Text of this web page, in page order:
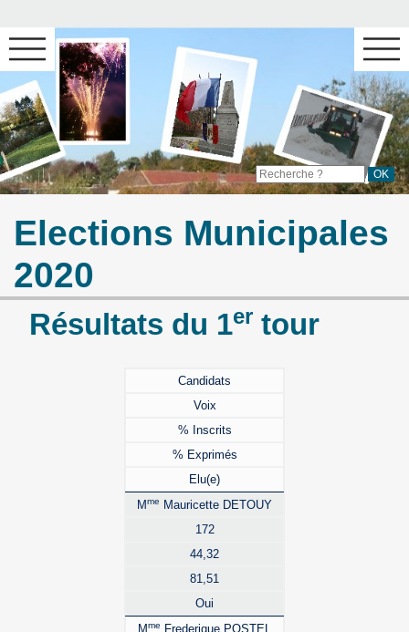
Elections Municipales
2020
Résultats du 1er tour
Candidats
Voix
% Inscrits
% Exprimés
Elu(e)
Mme
Mauricette DETOUY
172
44,32
81,51
Oui
Mme
Frederique POSTEL